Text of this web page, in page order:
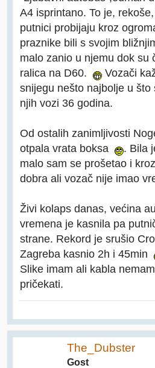
A4 isprintano. To je,
putnici probijaju kroz
praznike bili s svojim
malo zanio u njemu dok su
ralica na D60.
Vozači
snijegu nešto najbolje u što
njih vozi 36 godina.
Od ostalih zanimljivosti
otpala vrata boksa
. Bila
malo sam se prošetao i
dobra ali vozač nije imao
Živi kolaps danas, većina
vremena je kasnila pa
strane. Rekord je srušio
Zagreba kasnio 2h i 45min
Slike imam ali kabla
pričekati.
The_Dubster
Gost